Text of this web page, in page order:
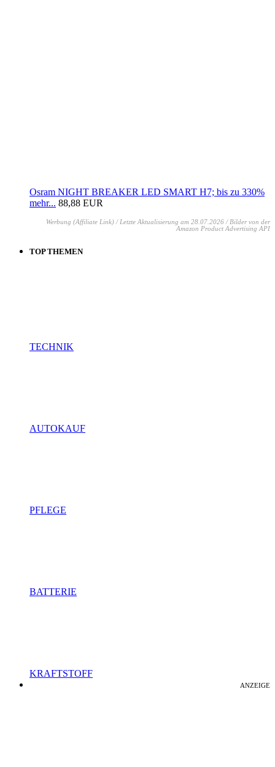
Osram NIGHT BREAKER LED SMART H7; bis zu 330%
mehr... 88,88 EUR
Werbung (Affiliate Link) / Letzte Aktualisierung am 28.07.2026 / Bilder von der
Amazon Product Advertising API
TOP THEMEN
TECHNIK
AUTOKAUF
PFLEGE
BATTERIE
KRAFTSTOFF
ANZEIGE